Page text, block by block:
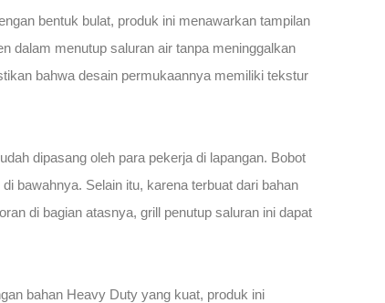
bentuk bulat, produk ini menawarkan tampilan
dalam menutup saluran air tanpa meninggalkan
bahwa desain permukaannya memiliki tekstur
dipasang oleh para pekerja di lapangan. Bobot
bawahnya. Selain itu, karena terbuat dari bahan
di bagian atasnya, grill penutup saluran ini dapat
bahan Heavy Duty yang kuat, produk ini